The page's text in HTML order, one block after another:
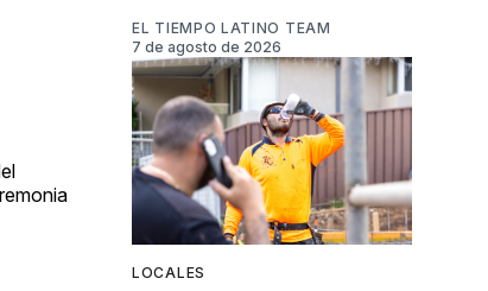
EL TIEMPO LATINO TEAM
7 de agosto de 2026
LOCALES